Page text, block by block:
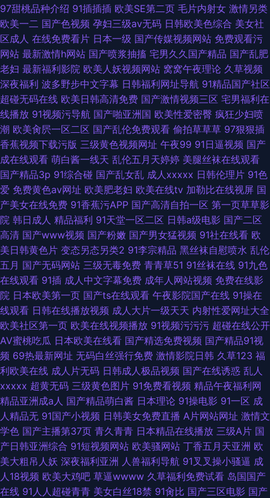
97甜桃品种介绍 91插插插 欧美SE第二页 毛片内射女 激情另类
欧美一二 国产色视频 孕妇三级av无码 日韩欧美色综合 美女社
区成人 在线免费看片 日本一级 国产传媒视频网站 免费观看污
网站 最新激情h网站 国产喷浆抽搐 宅男久久国产精品 国产乱肥
老妇 最新福利影院 欧美人妖视频网站 窝窝午夜理论 久草视频
深夜福利 波多野步中文字幕 日韩福利网址导航 91精品国产社区
超碰无码在线 欧美日韩高清免费 国产激情视频三区 宅男福利在
线播放 91视频污导航 国产啪亚洲国 欧美性爱密臀 疯狂少妇喷
潮 欧美肏屄一区二区 国产乱伦免费观看 偷拍草草草 97狠狠插
香蕉视频下载污版 三级黄色视频网址 午夜99 91日逼视频 国产
成在线观看 萌白酱一线天 乱伦五月天婷婷 美腿丝袜在线观看
国产精品3p 91综合碰 国产乱女乱 成人xxxxx 日韩伦理片 91色
爱 免费黄色av网址 欧美肥老妇 欧美在线tv 加勒比在线视屏 国
产美女在线免费 91香蕉污APP 国产高清自拍一区 第一页草草影
院 韩日成人 精品福利 91天堂一区二区 日韩a级电影 国产二区
高清 国产www视频 国产粉嫩 国产男女猛视频 91社在线看 欧
美日韩黄色片 变态另态另类2 91李宗精品 黑丝袜自慰喷水 乱伦
五月 国产无码网站 三级无毒免费 青青草51 91丝袜在线 91九色
在线观看 91插 成人中文字幕免费 成年人网站视频 免费在线影
院 日本欧美第一页 国产ts在线观看 午夜影院国产在线 91操在
线观看 日韩在线播放视频 成人大片一级天天 内射性爱网址大全
欧美社区第一页 欧美在线视频播放 91视频污污污 超碰在线公开
AV蜜桃吃瓜 日本欧美在线看 国产精选免费视频 国产精品91视
频 69热最新网址 无码白丝强行免费 激情影院日韩 久草123 福
利欧美在线 成人片无码 日韩成人极品视频 国产在线诱惑 乱人
xxxxx 超黄无码 三级黄色图片 91免费看视频 精品午夜福利网
精品亚洲成a人 国产精品萌白酱 日本理论 91操电影 91一区 成
人精品无 91国产小视频 日韩美女免费直播 A片网站网址 激情文
学色 国产主播第37页 青久青青 日本精品在线播放 三级A片 国
产日韩亚洲综合 91短视频网站 欧美骚网站 丁香五月天亚洲 欧
美大粗吊人妖 深夜福利亚洲 人兽福利导航 91叉叉操小骚逼 成
人18视频 欧美大鸡吧 草逼wwww 久草福利免费试看 岛国国产
在线 91人人超碰青青 美女白丝18禁 91肏比 国产三区电影 国产